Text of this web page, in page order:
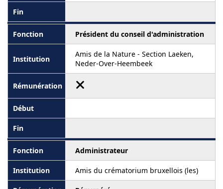
Président du conseil d'administration
Amis de la Nature - Section Laeken,
Neder-Over-Heembeek
Administrateur
Amis du crématorium bruxellois (les)